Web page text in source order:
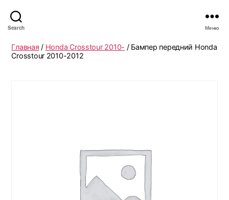
Search Меню
Главная / Honda Crosstour 2010- / Бампер передний Honda
Crosstour 2010-2012